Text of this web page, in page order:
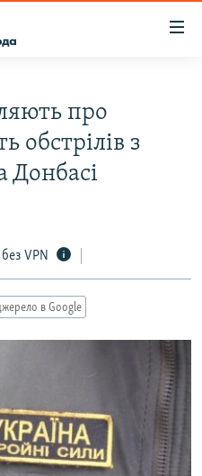
про
обстрілів з
Донбасі
VPN
в Google